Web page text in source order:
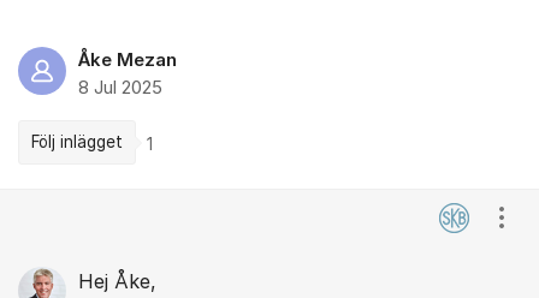
Åke Mezan
8 Jul 2025
Följ inlägget 1
Hej Åke,